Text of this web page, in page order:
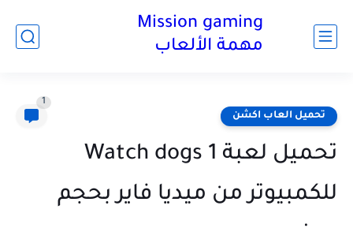
Mission gaming
مهمة الألعاب
تحميل العاب اكشن
1
تحميل لعبة Watch dogs 1
للكمبيوتر من ميديا فاير بحجم